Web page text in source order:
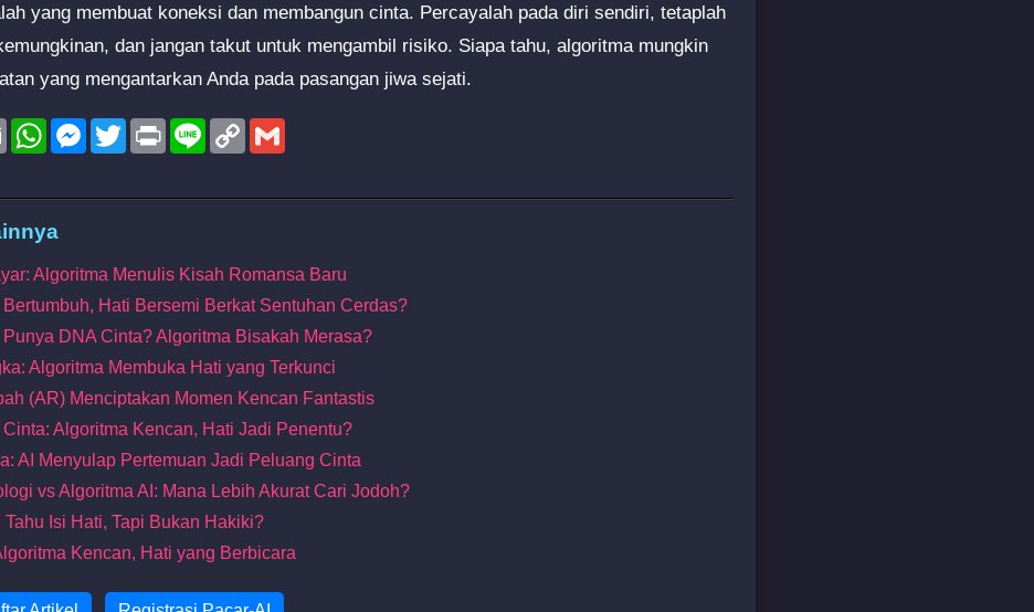
yang membuat koneksi dan membangun cinta. Percayalah pada diri sendiri, tetaplah
dan jangan takut untuk mengambil risiko. Siapa tahu, algoritma mungkin
yang mengantarkan Anda pada pasangan jiwa sejati.
EmailWhatsAppMessenger
TwitterPrint Line Copy
Link
Algoritma Menulis Kisah Romansa Baru
Hati Bersemi Berkat Sentuhan Cerdas?
DNA Cinta? Algoritma Bisakah Merasa?
Algoritma Membuka Hati yang Terkunci
(AR) Menciptakan Momen Kencan Fantastis
Algoritma Kencan, Hati Jadi Penentu?
AI Menyulap Pertemuan Jadi Peluang Cinta
vs Algoritma AI: Mana Lebih Akurat Cari Jodoh?
Tahu Isi Hati, Tapi Bukan Hakiki?
Kencan, Hati yang Berbicara